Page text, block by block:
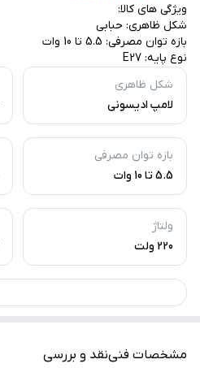
شکل ظاهری
لامپ ادیسونی
بازه توان مصرفی
5.5 تا 10 وات
ولتاژ
220 ولت
ویژگی های کالا:
شکل ظاهری: حبابی
بازه توان مصرفی: 5.5 تا 10 وات
نوع پایه: E27
مشخصات فنینقد و بررسی